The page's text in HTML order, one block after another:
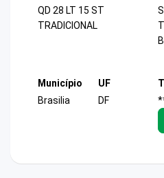
QD 28 LT 15 ST
TRADICIONAL
B
Município
Brasilia
UF
DF